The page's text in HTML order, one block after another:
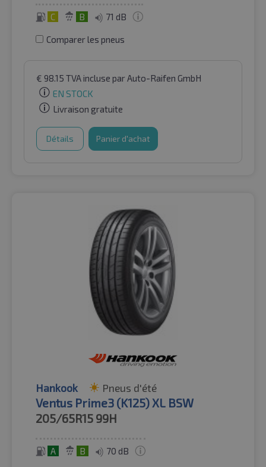
C B 71 dB
Comparer les pneus
€ 98.15 TVA incluse par Auto-Raifen GmbH
EN STOCK
Livraison gratuite
Détails Panier d'achat
Hankook Pneus d'été
Ventus Prime3 (K125) XL BSW
205/65R15 99H
A B 70 dB